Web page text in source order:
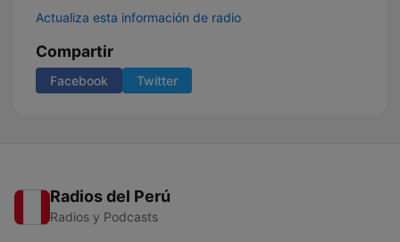
Actualiza esta información de radio
Compartir
Facebook Twitter
Radios del Perú
Radios y Podcasts